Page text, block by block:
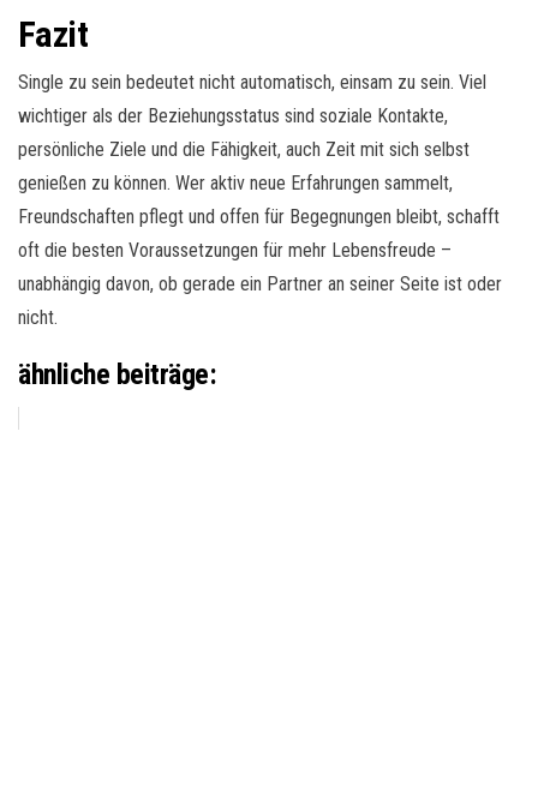
Fazit
Single zu sein bedeutet nicht automatisch, einsam zu sein. Viel
wichtiger als der Beziehungsstatus sind soziale Kontakte,
persönliche Ziele und die Fähigkeit, auch Zeit mit sich selbst
genießen zu können. Wer aktiv neue Erfahrungen sammelt,
Freundschaften pflegt und offen für Begegnungen bleibt, schafft
oft die besten Voraussetzungen für mehr Lebensfreude –
unabhängig davon, ob gerade ein Partner an seiner Seite ist oder
nicht.
ähnliche beiträge: